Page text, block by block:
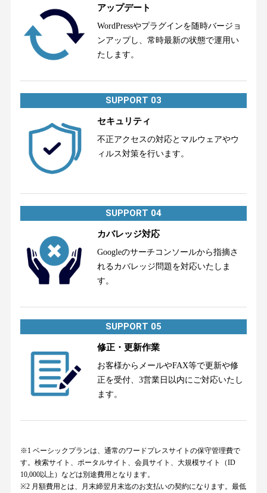
アップデート
WordPressやプラグインを随時バージョ
ンアップし、常時最新の状態で運用い
たします。
SUPPORT 03
セキュリティ
不正アクセスの対応とマルウェアやウ
ィルス対策を行います。
SUPPORT 04
カバレッジ対応
Googleのサーチコンソールから指摘さ
れるカバレッジ問題を対応いたしま
す。
SUPPORT 05
修正・更新作業
お客様からメールやFAX等で更新や修
正を受付、3営業日以内にご対応いたし
ます。
※1 ベーシックプランは、通常のワードプレスサイトの保守管理費で
す。検索サイト、ポータルサイト、会員サイト、大規模サイト（ID
10,000以上）などは別途費用となります。
※2 月額費用とは、月末締翌月末迄のお支払いの契約になります。最低